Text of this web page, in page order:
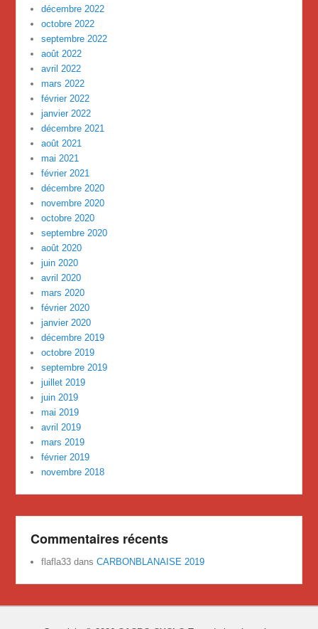
décembre 2022
octobre 2022
septembre 2022
août 2022
avril 2022
mars 2022
février 2022
janvier 2022
décembre 2021
août 2021
mai 2021
février 2021
décembre 2020
novembre 2020
octobre 2020
septembre 2020
août 2020
juin 2020
avril 2020
mars 2020
février 2020
janvier 2020
décembre 2019
octobre 2019
septembre 2019
juillet 2019
juin 2019
mai 2019
avril 2019
mars 2019
février 2019
novembre 2018
Commentaires récents
flafla33 dansCARBONBLANAISE 2019